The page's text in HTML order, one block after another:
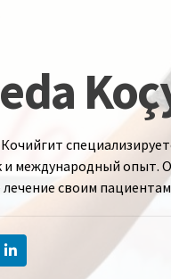
и международный опыт.
своим